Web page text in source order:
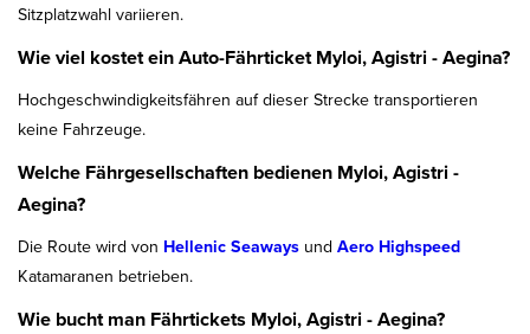
Sitzplatzwahl variieren.
Wie viel kostet ein Auto-Fährticket Myloi, Agistri - Aegina?
Hochgeschwindigkeitsfähren auf dieser Strecke transportieren
keine Fahrzeuge.
Welche Fährgesellschaften bedienen Myloi, Agistri -
Aegina?
Die Route wird von Hellenic Seaways und Aero Highspeed
Katamaranen betrieben.
Wie bucht man Fährtickets Myloi, Agistri - Aegina?